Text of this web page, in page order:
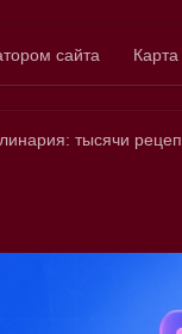
сайта
тысячи